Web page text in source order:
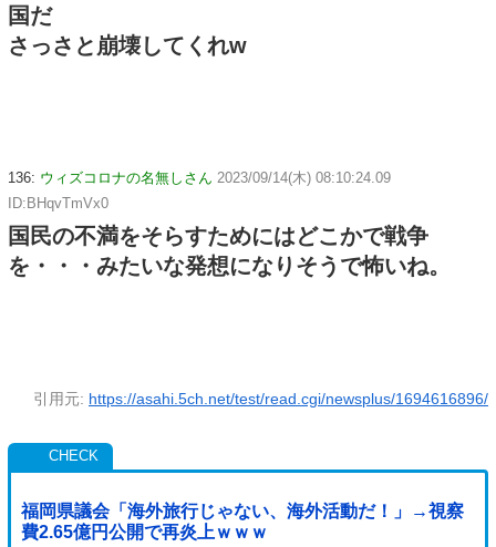
国だ
さっさと崩壊してくれw
136: ウィズコロナの名無しさん 2023/09/14(木) 08:10:24.09
ID:BHqvTmVx0
国民の不満をそらすためにはどこかで戦争
を・・・みたいな発想になりそうで怖いね。
引用元: https://asahi.5ch.net/test/read.cgi/newsplus/1694616896/
福岡県議会「海外旅行じゃない、海外活動だ！」→視察
費2.65億円公開で再炎上ｗｗｗ